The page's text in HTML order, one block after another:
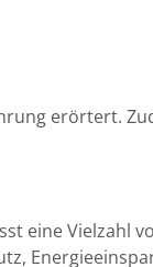
erörtert.
eine Vielzahl